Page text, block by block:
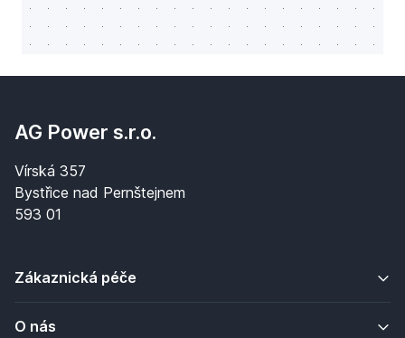
AG Power s.r.o.
Vírská 357
Bystřice nad Pernštejnem
593 01
Zákaznická péče
O nás